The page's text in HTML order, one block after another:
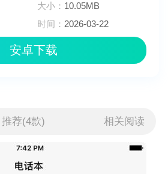
大小： 10.05MB
时间： 2026-03-22
安卓下载
推荐(4款) 相关阅读